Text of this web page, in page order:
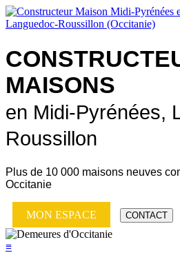
MAISONS
en Midi-Pyrénées,
Roussillon
Plus de 10 000 maisons neuves
Occitanie
MON ESPACE CONTACT
≡